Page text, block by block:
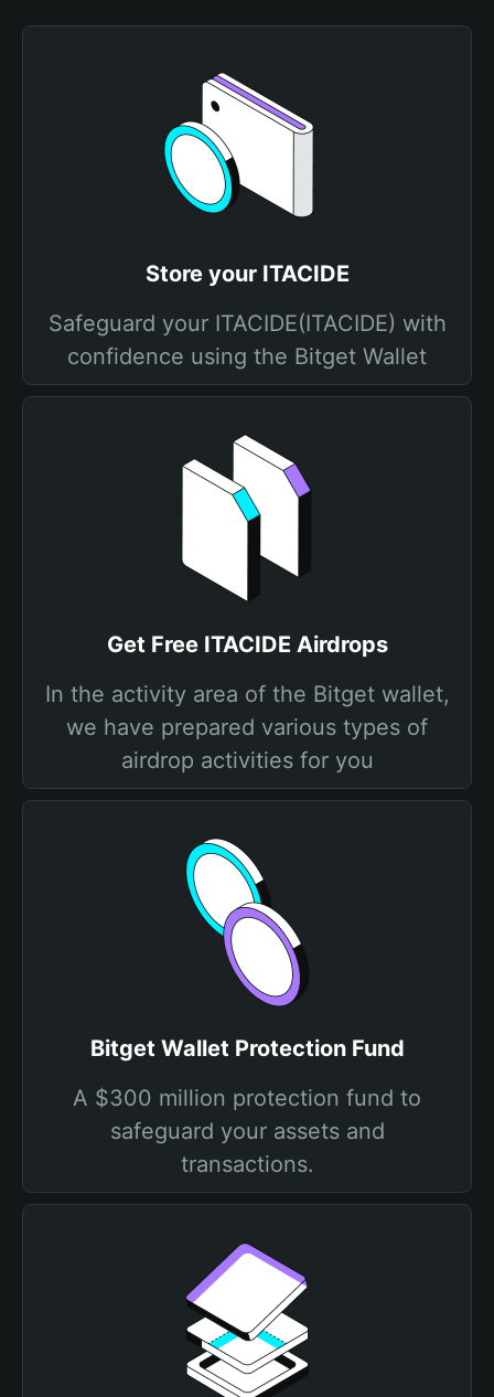
Store your ITACIDE
Safeguard your ITACIDE(ITACIDE) with
confidence using the Bitget Wallet
Get Free ITACIDE Airdrops
In the activity area of the Bitget wallet,
we have prepared various types of
airdrop activities for you
Bitget Wallet Protection Fund
A $300 million protection fund to
safeguard your assets and
transactions.